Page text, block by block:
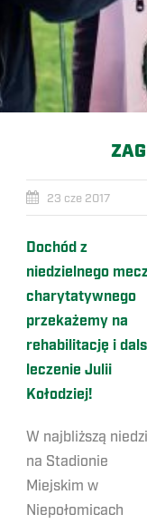
23 cze 2017
Dochód z
niedzielnego
charytatywnego
przekażemy na
rehabilitację i
leczenie Julii
Kołodziej!
W najbliższą
na Stadionie
Miejskim w
Niepołomicach